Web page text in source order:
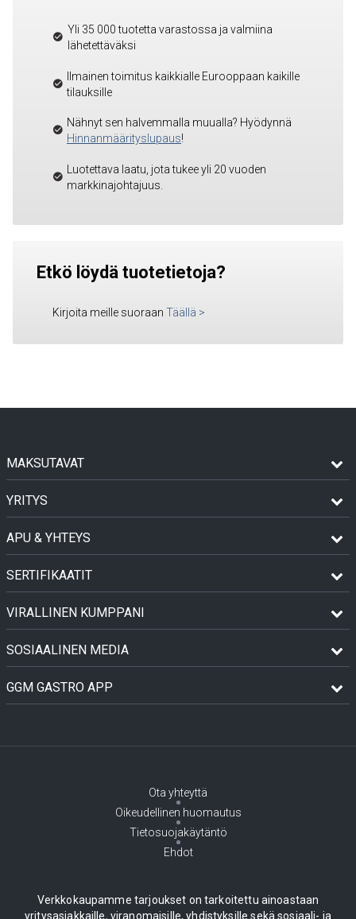
Yli 35 000 tuotetta varastossa ja valmiina
lähetettäväksi
Ilmainen toimitus kaikkialle Eurooppaan kaikille
tilauksille
Nähnyt sen halvemmalla muualla? Hyödynnä
Hinnanmäärityslupaus!
Luotettava laatu, jota tukee yli 20 vuoden
markkinajohtajuus.
Etkö löydä tuotetietoja?
Kirjoita meille suoraan Täällä >
MAKSUTAVAT
YRITYS
APU & YHTEYS
SERTIFIKAATIT
VIRALLINEN KUMPPANI
SOSIAALINEN MEDIA
GGM GASTRO APP
Ota yhteyttä
Oikeudellinen huomautus
Tietosuojakäytäntö
Ehdot
Verkkokaupamme tarjoukset on tarkoitettu ainoastaan
yritysasiakkaille, viranomaisille, yhdistyksille sekä sosiaali- ja